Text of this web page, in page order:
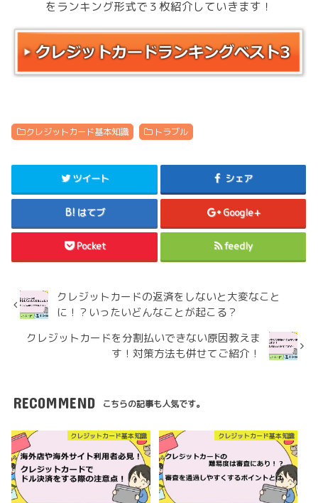
をランキング形式で３枚紹介していきます！
クレジットカード基本知識 トラブル
ツイート シェア
はてブ Google+
Pocket feedly
クレジットカードの返済をしないと大変なこと
に！？いったいどんなことが起こる？
クレジットカードを分割払いできない原因教えま
す！対策方法も併せてご紹介！
RECOMMEND こちらの記事も人気です。
クレジットカード基本知識 クレジットカード基本知識